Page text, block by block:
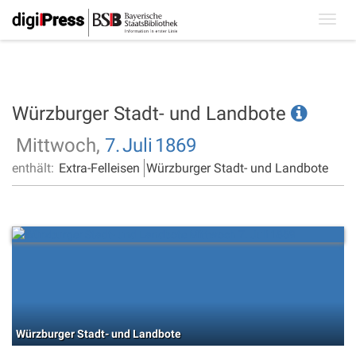
Würzburger Stadt- und Landbote
Mittwoch, 7.Juli 1869
enthält: Extra-Felleisen Würzburger Stadt- und Landbote
Würzburger Stadt- und Landbote